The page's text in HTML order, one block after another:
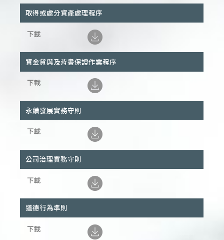
取得或處分資產處理程序
資金貸與及背書保證作業程序
永續發展實務守則
公司治理實務守則
道德行為準則